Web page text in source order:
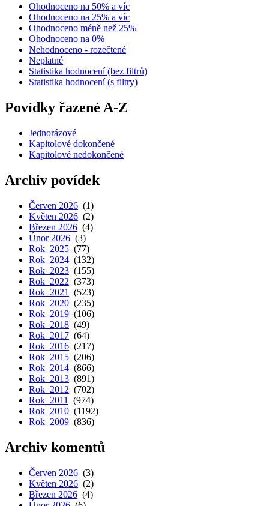
Ohodnoceno na 50% a víc
Ohodnoceno na 25% a víc
Ohodnoceno méně než 25%
Ohodnoceno na 0%
Nehodnoceno - rozečtené
Neplatné
Statistika hodnocení (bez filtrů)
Statistika hodnocení (s filtry)
Povídky řazené A-Z
Jednorázové
Kapitolové dokončené
Kapitolové nedokončené
Archiv povídek
Červen 2026 (1)
Květen 2026 (2)
Březen 2026 (4)
Únor 2026 (3)
Rok 2025 (77)
Rok 2024 (132)
Rok 2023 (155)
Rok 2022 (373)
Rok 2021
(523)
Rok 2020 (235)
Rok 2019 (106)
Rok 2018 (49)
Rok 2017 (64)
Rok 2016 (217)
Rok 2015 (206)
Rok 2014 (866)
Rok 2013 (891)
Rok 2012 (702)
Rok 2011
(974)
Rok 2010 (1192)
Rok 2009 (836)
Archiv komentů
Červen 2026 (3)
Květen 2026 (2)
Březen 2026 (4)